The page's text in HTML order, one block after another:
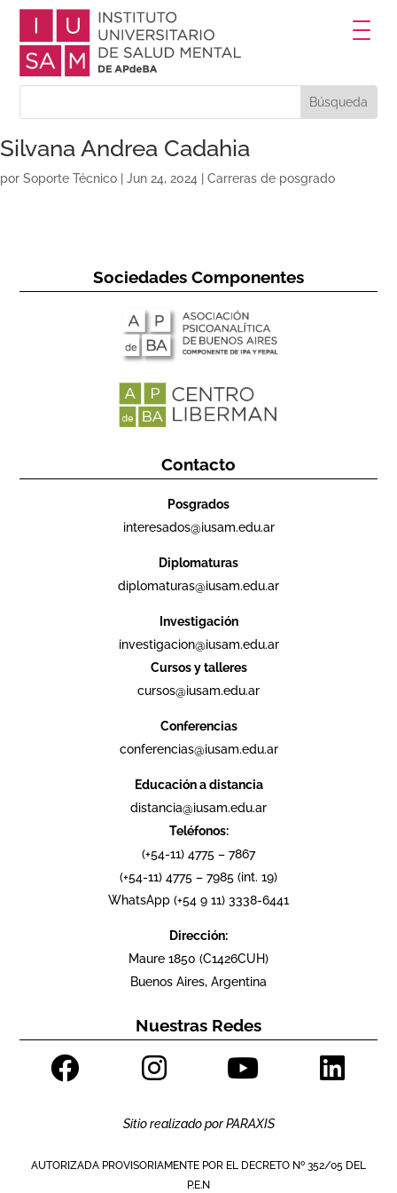
Silvana Andrea Cadahia
por Soporte Técnico Jun 24, 2024 Carreras de posgrado
Sociedades Componentes
Contacto
Posgrados
interesados@iusam.edu.ar
Diplomaturas
diplomaturas@iusam.edu.ar
Investigación
investigacion@iusam.edu.ar
Cursos y talleres
cursos@iusam.edu.ar
Conferencias
conferencias@iusam.edu.ar
Educación a distancia
distancia@iusam.edu.ar
Teléfonos:
(+54-11) 4775 – 7867
(+54-11) 4775 – 7985 (int. 19)
WhatsApp (+54 9 11) 3338-6441
Dirección:
Maure 1850 (C1426CUH)
Buenos Aires, Argentina
Nuestras Redes
Sitio realizado porPARAXIS
AUTORIZADA PROVISORIAMENTE POR EL DECRETO Nº 352/05 DEL
P.E.N